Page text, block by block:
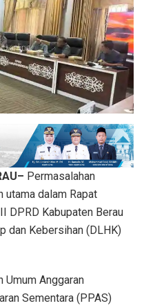
Permasalahan
utama dalam Rapat
DPRD Kabupaten Berau
dan Kebersihan (DLHK)
Umum Anggaran
Sementara (PPAS)